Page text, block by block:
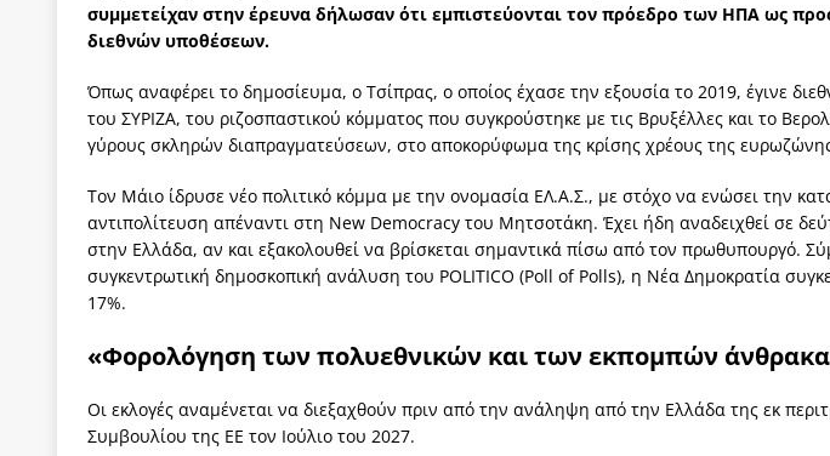
συμμετείχαν στην έρευνα δήλωσαν ότι εμπιστεύονται τον πρόεδρο των ΗΠΑ ως
διεθνών υποθέσεων.
Όπως αναφέρει το δημοσίευμα, ο Τσίπρας, ο οποίος έχασε την εξουσία το 2019, έγινε
του ΣΥΡΙΖΑ, του ριζοσπαστικού κόμματος που συγκρούστηκε με τις Βρυξέλλες και το
γύρους σκληρών διαπραγματεύσεων, στο αποκορύφωμα της κρίσης χρέους της
Τον Μάιο ίδρυσε νέο πολιτικό κόμμα με την ονομασία ΕΛ.Α.Σ., με στόχο να ενώσει την
αντιπολίτευση απέναντι στη New Democracy του Μητσοτάκη. Έχει ήδη αναδειχθεί σε
στην Ελλάδα, αν και εξακολουθεί να βρίσκεται σημαντικά πίσω από τον πρωθυπουργό.
συγκεντρωτική δημοσκοπική ανάλυση του POLITICO (Poll of Polls), η Νέα Δημοκρατία
17%.
«Φορολόγηση των πολυεθνικών και των εκπομπών
Οι εκλογές αναμένεται να διεξαχθούν πριν από την ανάληψη από την Ελλάδα της εκ
Συμβουλίου της ΕΕ τον Ιούλιο του 2027.